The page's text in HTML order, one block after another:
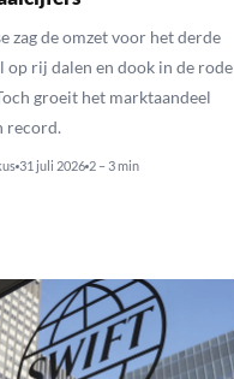
zag de omzet voor het derde
op rij dalen en dook in de rode
groeit het marktaandeel
record.
31 juli 2026 2 – 3 min